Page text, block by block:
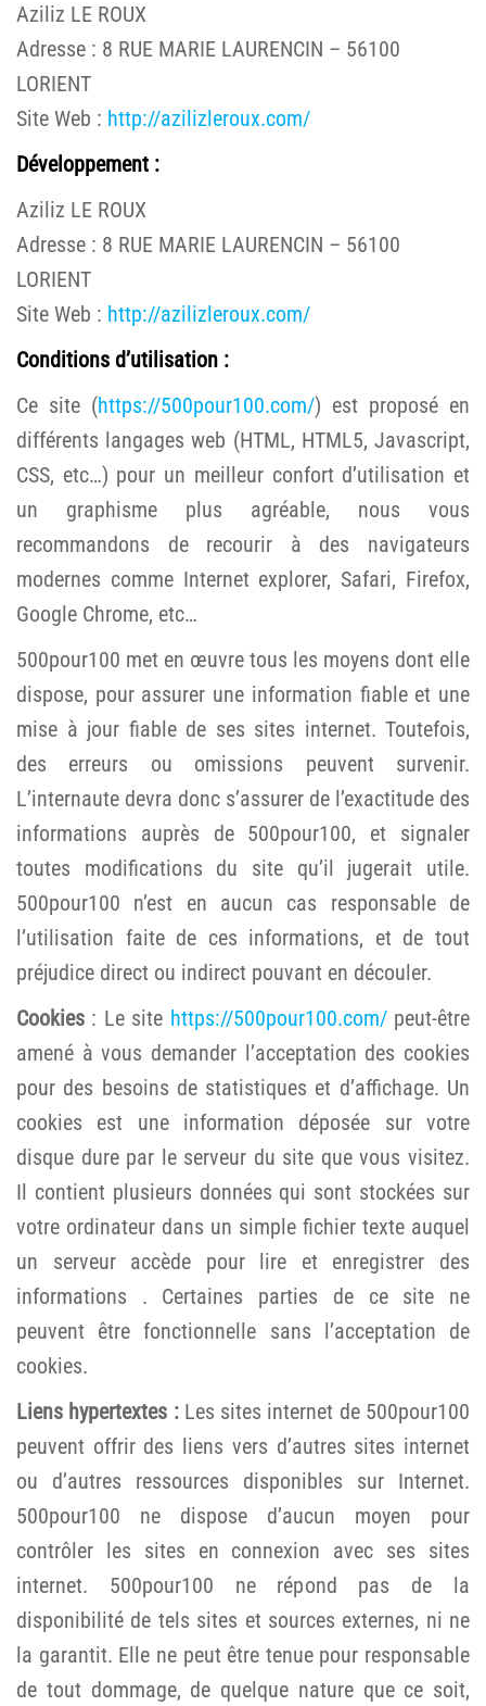
Aziliz LE ROUX
Adresse : 8 RUE MARIE LAURENCIN – 56100
LORIENT
Site Web : http://azilizleroux.com/
Développement :
Aziliz LE ROUX
Adresse : 8 RUE MARIE LAURENCIN – 56100
LORIENT
Site Web : http://azilizleroux.com/
Conditions d’utilisation :
Ce site (https://500pour100.com/) est proposé en
différents langages web (HTML, HTML5, Javascript,
CSS, etc…) pour un meilleur confort d’utilisation et
un graphisme plus agréable, nous vous
recommandons de recourir à des navigateurs
modernes comme Internet explorer, Safari, Firefox,
Google Chrome, etc…
500pour100 met en œuvre tous les moyens dont elle
dispose, pour assurer une information fiable et une
mise à jour fiable de ses sites internet. Toutefois,
des erreurs ou omissions peuvent survenir.
L’internaute devra donc s’assurer de l’exactitude des
informations auprès de 500pour100, et signaler
toutes modifications du site qu’il jugerait utile.
500pour100 n’est en aucun cas responsable de
l’utilisation faite de ces informations, et de tout
préjudice direct ou indirect pouvant en découler.
Cookies : Le site https://500pour100.com/peut-être
amené à vous demander l’acceptation des cookies
pour des besoins de statistiques et d’affichage. Un
cookies est une information déposée sur votre
disque dure par le serveur du site que vous visitez.
Il contient plusieurs données qui sont stockées sur
votre ordinateur dans un simple fichier texte auquel
un serveur accède pour lire et enregistrer des
informations . Certaines parties de ce site ne
peuvent être fonctionnelle sans l’acceptation de
cookies.
Liens hypertextes :Les sites internet de 500pour100
peuvent offrir des liens vers d’autres sites internet
ou d’autres ressources disponibles sur Internet.
500pour100 ne dispose d’aucun moyen pour
contrôler les sites en connexion avec ses sites
internet. 500pour100 ne répond pas de la
disponibilité de tels sites et sources externes, ni ne
la garantit. Elle ne peut être tenue pour responsable
de tout dommage, de quelque nature que ce soit,